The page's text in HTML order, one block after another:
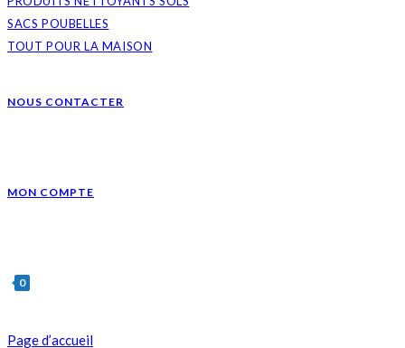
SACS POUBELLES
TOUT POUR LA MAISON
NOUS CONTACTER
MON COMPTE
0
Page d’accueil